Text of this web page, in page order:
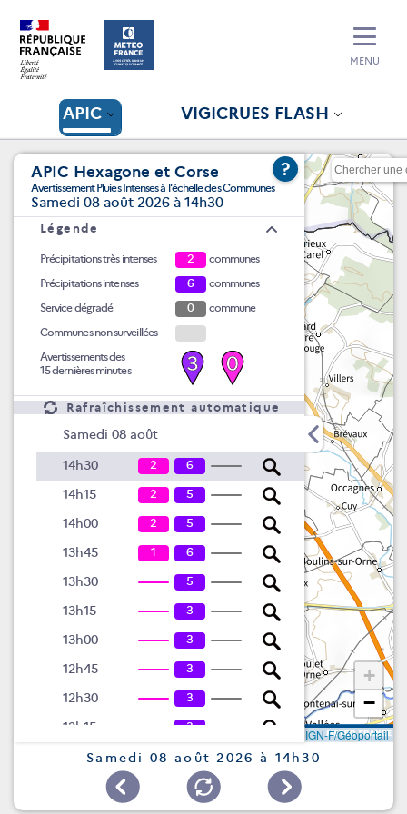
APIC VIGICRUES FLASH
MENU
APIC Hexagone et Corse
Avertissement Pluies Intenses à l'échelle des Communes
Samedi 08 août 2026 à 14h30
?
Légende
Précipitations très intenses 2
communes
Précipitations intenses
6
communes
Service dégradé
0
commune
Communes non surveillées
Avertissements des
15 dernières minutes
3 0
Rafraîchissement automatique
Samedi 08 août
14h30 2 6
14h15 2 5
14h00 2 5
13h45 1 6
13h30 5
13h15 3
13h00 3
12h45 3
12h30 3
12h15 3
12h00 3
3
+
−
IGN-F/Géoportail
Samedi 08 août 2026 à 14h30